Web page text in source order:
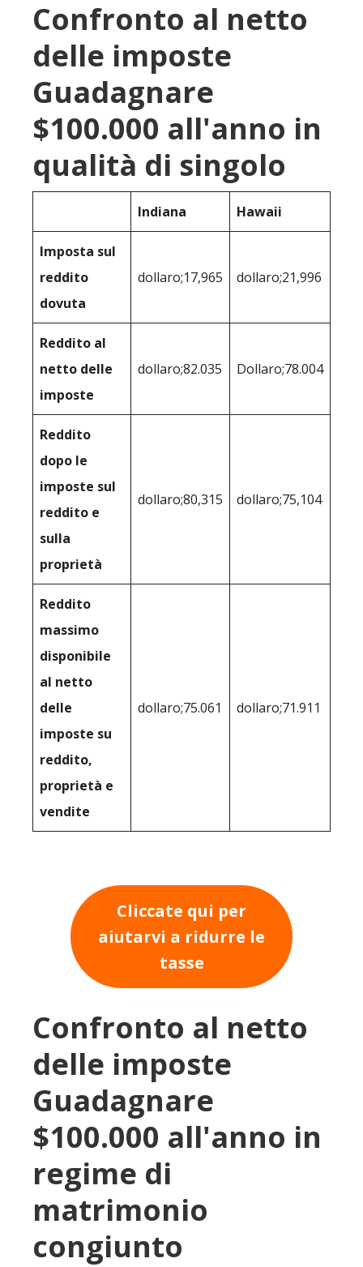
Confronto al netto
delle imposte
Guadagnare
$100.000 all'anno in
qualità di singolo
Indiana Hawaii
Imposta sul
reddito
dovuta
dollaro;17,965 dollaro;21,996
Reddito al
netto delle
imposte
dollaro;82.035 Dollaro;78.004
Reddito
dopo le
imposte sul
reddito e
sulla
proprietà
dollaro;80,315 dollaro;75,104
Reddito
massimo
disponibile
al netto
delle
imposte su
reddito,
proprietà e
vendite
dollaro;75.061 dollaro;71.911
Cliccate qui per
aiutarvi a ridurre le
tasse
Confronto al netto
delle imposte
Guadagnare
$100.000 all'anno in
regime di
matrimonio
congiunto